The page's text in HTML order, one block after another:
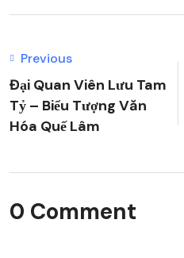
Previous
Đại Quan Viên Lưu Tam
Tỷ – Biểu Tượng Văn
Hóa Quế Lâm
0 Comment